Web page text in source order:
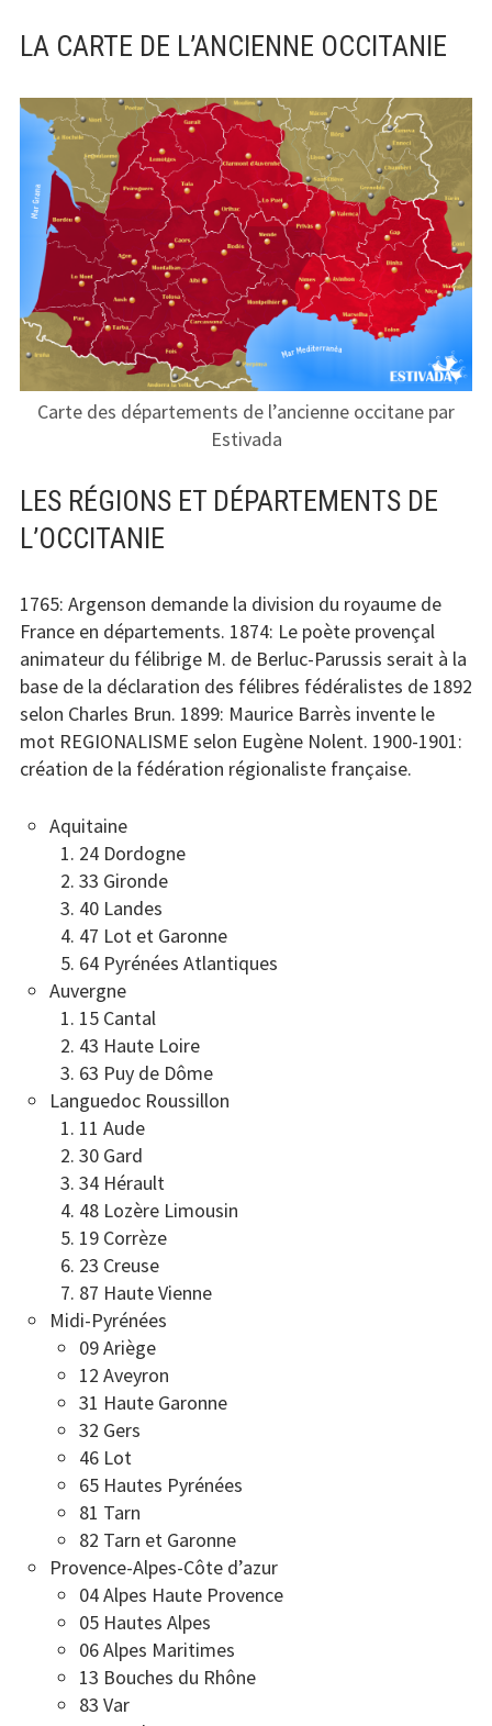
LA CARTE DE L’ANCIENNE OCCITANIE
Carte des départements de l’ancienne occitane par
Estivada
LES RÉGIONS ET DÉPARTEMENTS DE
L’OCCITANIE
1765: Argenson demande la division du royaume de
France en départements. 1874: Le poète provençal
animateur du félibrige M. de Berluc-Parussis serait à la
base de la déclaration des félibres fédéralistes de 1892
selon Charles Brun. 1899: Maurice Barrès invente le
mot REGIONALISME selon Eugène Nolent. 1900-1901:
création de la fédération régionaliste française.
Aquitaine
24 Dordogne
33 Gironde
40 Landes
47 Lot et Garonne
64 Pyrénées Atlantiques
Auvergne
15 Cantal
43 Haute Loire
63 Puy de Dôme
Languedoc Roussillon
11 Aude
30 Gard
34 Hérault
48 Lozère Limousin
19 Corrèze
23 Creuse
87 Haute Vienne
Midi-Pyrénées
09 Ariège
12 Aveyron
31 Haute Garonne
32 Gers
46 Lot
65 Hautes Pyrénées
81 Tarn
82 Tarn et Garonne
Provence-Alpes-Côte d’azur
04 Alpes Haute Provence
05 Hautes Alpes
06 Alpes Maritimes
13 Bouches du Rhône
83 Var